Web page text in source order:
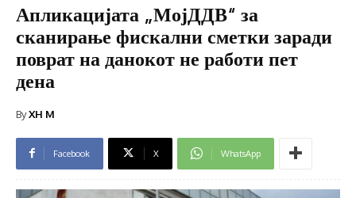
Апликацијата „МојДДВ“ за
сканирање фискални сметки заради
поврат на данокот не работи пет
дена
ByXH M
Facebook X WhatsApp